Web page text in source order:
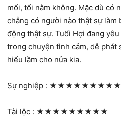
mối, tối nằm không. Mặc dù có
chẳng có người nào thật sự làm
động thật sự. Tuổi Hợi đang
trong chuyện tình cảm, dễ phát
hiểu lầm cho nửa kia.
Sự nghiệp : ★★★★★★★★★
Tài lộc : ★★★★★★★★★